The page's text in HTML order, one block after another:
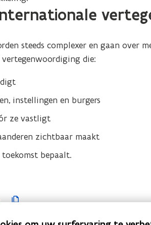
steeds complexer en gaan over
die:
instellingen en burgers
ze vastligt
zichtbaar maakt
bepaalt.
K